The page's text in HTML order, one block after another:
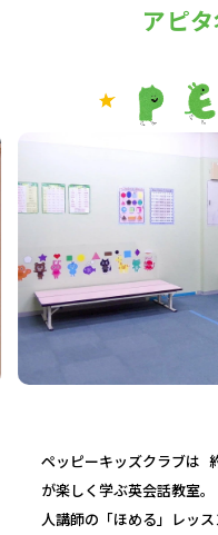
アピ
ペッピーキッズクラブは
が楽しく学ぶ英会話教室
人講師の「ほめる」レッ